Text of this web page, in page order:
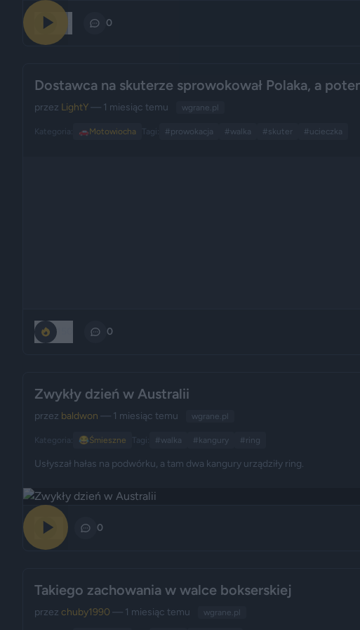
0
Dostawca na skuterze sprowokował Polaka, a
przez LightY— 1 miesiąc temu wgrane.pl
Kategoria: 🚗Motowiocha Tagi: #prowokacja #walka #skuter #ucieczka
0
Zwykły dzień w Australii
przez baldwon — 1 miesiąc temu wgrane.pl
Kategoria: 😂Śmieszne Tagi: #walka #kangury #ring
Usłyszał hałas na podwórku, a tam dwa kangury urządziły ring.
0
Takiego zachowania w walce bokserskiej
przez chuby1990 — 1 miesiąc temu wgrane.pl